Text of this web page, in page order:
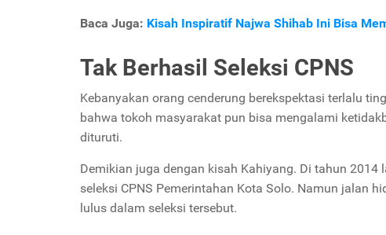
Baca Juga: Kisah Inspiratif Najwa Shihab Ini Bisa
Tak Berhasil Seleksi CPNS
Kebanyakan orang cenderung berekspektasi terlalu
bahwa tokoh masyarakat pun bisa mengalami
dituruti.
Demikian juga dengan kisah Kahiyang. Di tahun
seleksi CPNS Pemerintahan Kota Solo. Namun jalan
lulus dalam seleksi tersebut.